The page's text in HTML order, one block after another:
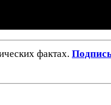
фактах.